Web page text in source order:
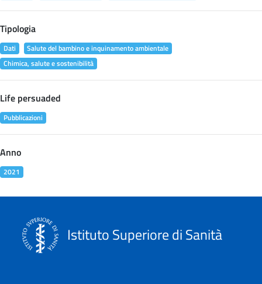
Tipologia
Dati
Salute del bambino e inquinamento ambientale
Chimica, salute e sostenibilità
Life persuaded
Pubblicazioni
Anno
2021
Istituto Superiore di Sanità